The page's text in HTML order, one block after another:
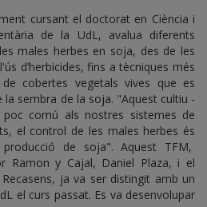
cursant el doctorat en Ciència i
de la UdL, avalua diferents
males herbes en soja, des de les
d’herbicides, fins a tècniques més
cobertes vegetals vives que es
sembra de la soja. "Aquest cultiu -
comú als nostres sistemes de
el control de les males herbes és
de soja". Aquest TFM,
Ramon y Cajal, Daniel Plaza, i el
ja va ser distingit amb un
el curs passat. Es va desenvolupar